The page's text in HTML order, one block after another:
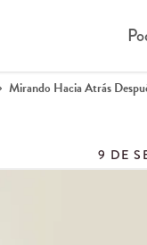
Mirando Hacia Atrás
9 DE